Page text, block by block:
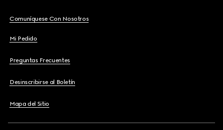
Comuníquese Con Nosotros
Mi Pedido
Preguntas Frecuentes
Desinscribirse al Boletín
Mapa del Sitio